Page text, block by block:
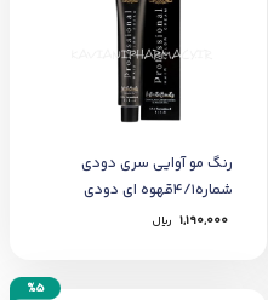
رنگ مو آوایی سری دودی
شماره4/1قهوه ای دودی
متوسط
1,190,000 ﷼
%5